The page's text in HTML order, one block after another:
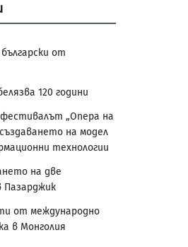
от
120 години
„Опера на
на модел
технологии
на две
Пазарджик
от международно
в Монголия